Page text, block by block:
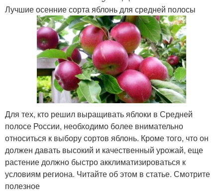
Лучшие осенние сорта яблонь для средней полосы
Для тех, кто решил выращивать яблоки в Средней
полосе России, необходимо более внимательно
относиться к выбору сортов яблонь. Кроме того, что он
должен давать высокий и качественный урожай, еще
растение должно быстро акклиматизироваться к
условиям региона. Читайте об этом в статье. Смотрите
полезное